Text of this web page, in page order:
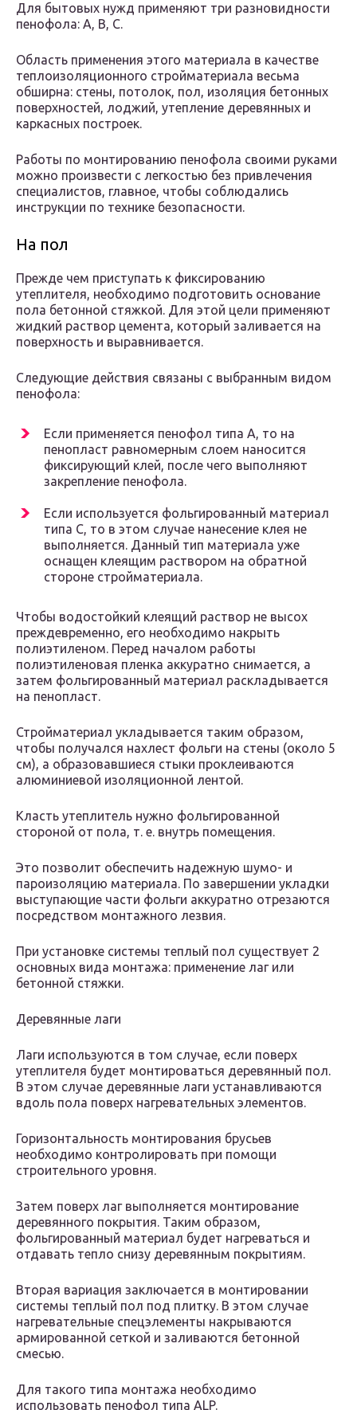
Для бытовых нужд применяют три разновидности
пенофола: А, В, С.
Область применения этого материала в качестве
теплоизоляционного стройматериала весьма
обширна: стены, потолок, пол, изоляция бетонных
поверхностей, лоджий, утепление деревянных и
каркасных построек.
Работы по монтированию пенофола своими руками
можно произвести с легкостью без привлечения
специалистов, главное, чтобы соблюдались
инструкции по технике безопасности.
На пол
Прежде чем приступать к фиксированию
утеплителя, необходимо подготовить основание
пола бетонной стяжкой. Для этой цели применяют
жидкий раствор цемента, который заливается на
поверхность и выравнивается.
Следующие действия связаны с выбранным видом
пенофола:
Если применяется пенофол типа А, то на
пенопласт равномерным слоем наносится
фиксирующий клей, после чего выполняют
закрепление пенофола.
Если используется фольгированный материал
типа С, то в этом случае нанесение клея не
выполняется. Данный тип материала уже
оснащен клеящим раствором на обратной
стороне стройматериала.
Чтобы водостойкий клеящий раствор не высох
преждевременно, его необходимо накрыть
полиэтиленом. Перед началом работы
полиэтиленовая пленка аккуратно снимается, а
затем фольгированный материал раскладывается
на пенопласт.
Стройматериал укладывается таким образом,
чтобы получался нахлест фольги на стены (около 5
см), а образовавшиеся стыки проклеиваются
алюминиевой изоляционной лентой.
Класть утеплитель нужно фольгированной
стороной от пола, т. е. внутрь помещения.
Это позволит обеспечить надежную шумо- и
пароизоляцию материала. По завершении укладки
выступающие части фольги аккуратно отрезаются
посредством монтажного лезвия.
При установке системы теплый пол существует 2
основных вида монтажа: применение лаг или
бетонной стяжки.
Деревянные лаги
Лаги используются в том случае, если поверх
утеплителя будет монтироваться деревянный пол.
В этом случае деревянные лаги устанавливаются
вдоль пола поверх нагревательных элементов.
Горизонтальность монтирования брусьев
необходимо контролировать при помощи
строительного уровня.
Затем поверх лаг выполняется монтирование
деревянного покрытия. Таким образом,
фольгированный материал будет нагреваться и
отдавать тепло снизу деревянным покрытиям.
Вторая вариация заключается в монтировании
системы теплый пол под плитку. В этом случае
нагревательные спецэлементы накрываются
армированной сеткой и заливаются бетонной
смесью.
Для такого типа монтажа необходимо
использовать пенофол типа ALP.